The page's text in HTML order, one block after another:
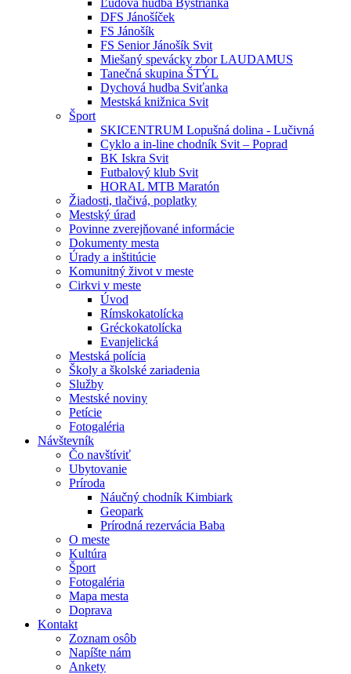
Ľudová hudba Bystrianka
DFS Jánošíček
FS Jánošík
FS Senior Jánošík Svit
Miešaný spevácky zbor LAUDAMUS
Tanečná skupina ŠTÝL
Dychová hudba Sviťanka
Mestská knižnica Svit
Šport
SKICENTRUM Lopušná dolina - Lučivná
Cyklo a in-line chodník Svit – Poprad
BK Iskra Svit
Futbalový klub Svit
HORAL MTB Maratón
Žiadosti, tlačivá, poplatky
Mestský úrad
Povinne zverejňované informácie
Dokumenty mesta
Úrady a inštitúcie
Komunitný život v meste
Cirkvi v meste
Úvod
Rímskokatolícka
Gréckokatolícka
Evanjelická
Mestská polícia
Školy a školské zariadenia
Služby
Mestské noviny
Petície
Fotogaléria
Návštevník
Čo navštíviť
Ubytovanie
Príroda
Náučný chodník Kimbiark
Geopark
Prírodná rezervácia Baba
O meste
Kultúra
Šport
Fotogaléria
Mapa mesta
Doprava
Kontakt
Zoznam osôb
Napíšte nám
Ankety